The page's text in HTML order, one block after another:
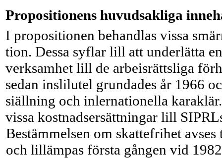
Propositionens huvudsakliga
I propositionen behandlas vissa
tion. Dessa syflar lill att underlätta
verksamhet lill de arbeisrättsliga
sedan inslilutel grundades år 1966
siällning och inlernationella
vissa kostnadser­sättningar lill
Bestämmelsen om skattefrihet
och lillämpas första gången vid